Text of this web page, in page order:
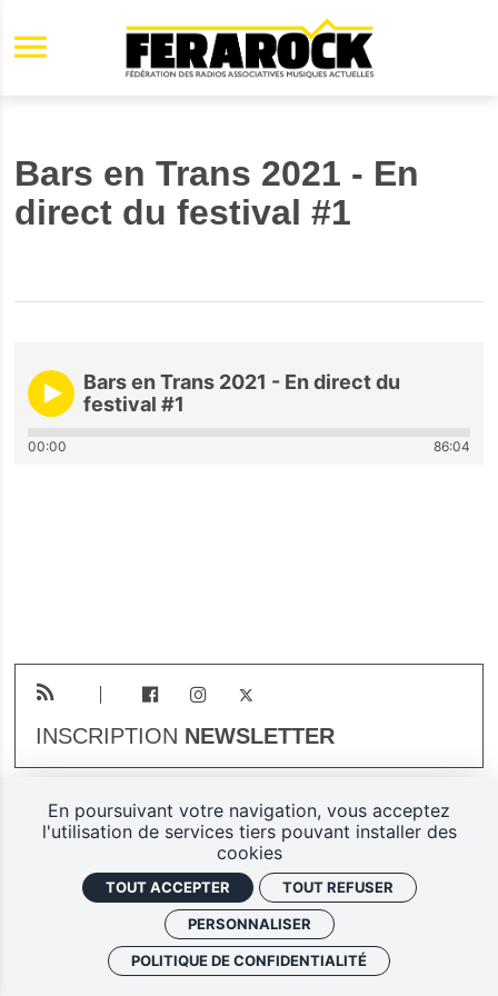
Aller au contenu principal
Bars en Trans 2021 - En
direct du festival #1
Bars en Trans 2021 - En direct du
festival #1
00:00 86:04
INSCRIPTION NEWSLETTER
Plan du site
Mentions légales
Politique de confidentialité
Ferarock.org, une réalisation
En poursuivant votre navigation, vous acceptez
l'utilisation de services tiers pouvant installer des
cookies
TOUT ACCEPTER TOUT REFUSER
PERSONNALISER
POLITIQUE DE CONFIDENTIALITÉ